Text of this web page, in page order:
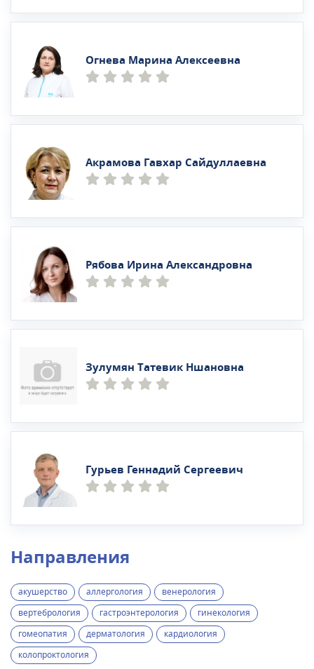
Огнева Марина Алексеевна
Акрамова Гавхар Сайдуллаевна
Рябова Ирина Александровна
Зулумян Татевик Ншановна
Гурьев Геннадий Сергеевич
Направления
акушерство аллергология
венерология
вертебрология
гастроэнтерология
гинекология
гомеопатия
дерматология
кардиология
колопроктология